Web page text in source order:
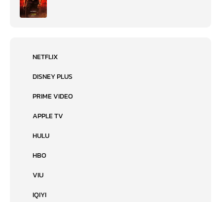
NETFLIX
DISNEY PLUS
PRIME VIDEO
APPLE TV
HULU
HBO
VIU
IQIYI